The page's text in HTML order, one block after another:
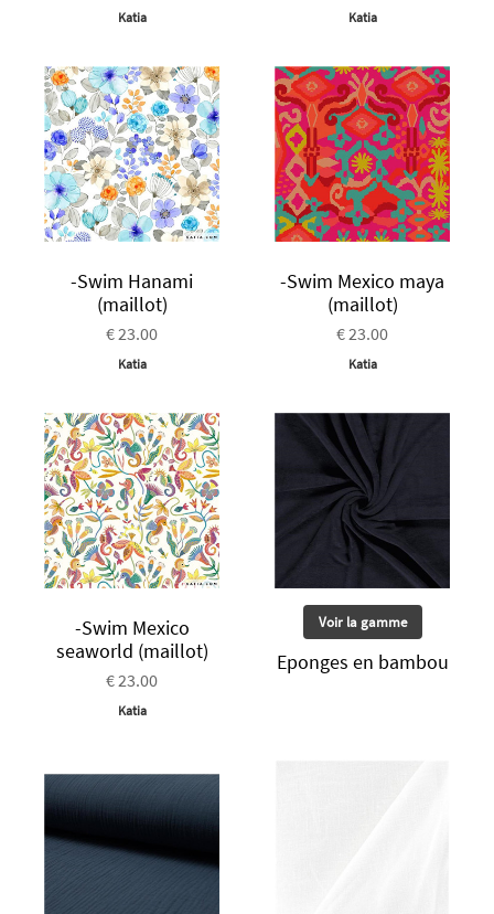
Katia Katia
-Swim Hanami
(maillot)
€ 23.00
Katia
-Swim Mexico maya
(maillot)
€ 23.00
Katia
-Swim Mexico
seaworld (maillot)
€ 23.00
Katia
Voir la gamme
Eponges en bambou